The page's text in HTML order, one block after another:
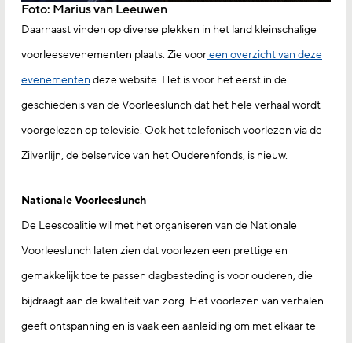
Foto: Marius van Leeuwen
Daarnaast vinden op diverse plekken in het land kleinschalige
voorleesevenementen plaats. Zie vooreen overzicht van deze
evenementen deze website. Het is voor het eerst in de
geschiedenis van de Voorleeslunch dat het hele verhaal wordt
voorgelezen op televisie. Ook het telefonisch voorlezen via de
Zilverlijn, de belservice van het Ouderenfonds, is nieuw.
Nationale Voorleeslunch
De Leescoalitie wil met het organiseren van de Nationale
Voorleeslunch laten zien dat voorlezen een prettige en
gemakkelijk toe te passen dagbesteding is voor ouderen, die
bijdraagt aan de kwaliteit van zorg. Het voorlezen van verhalen
geeft ontspanning en is vaak een aanleiding om met elkaar te